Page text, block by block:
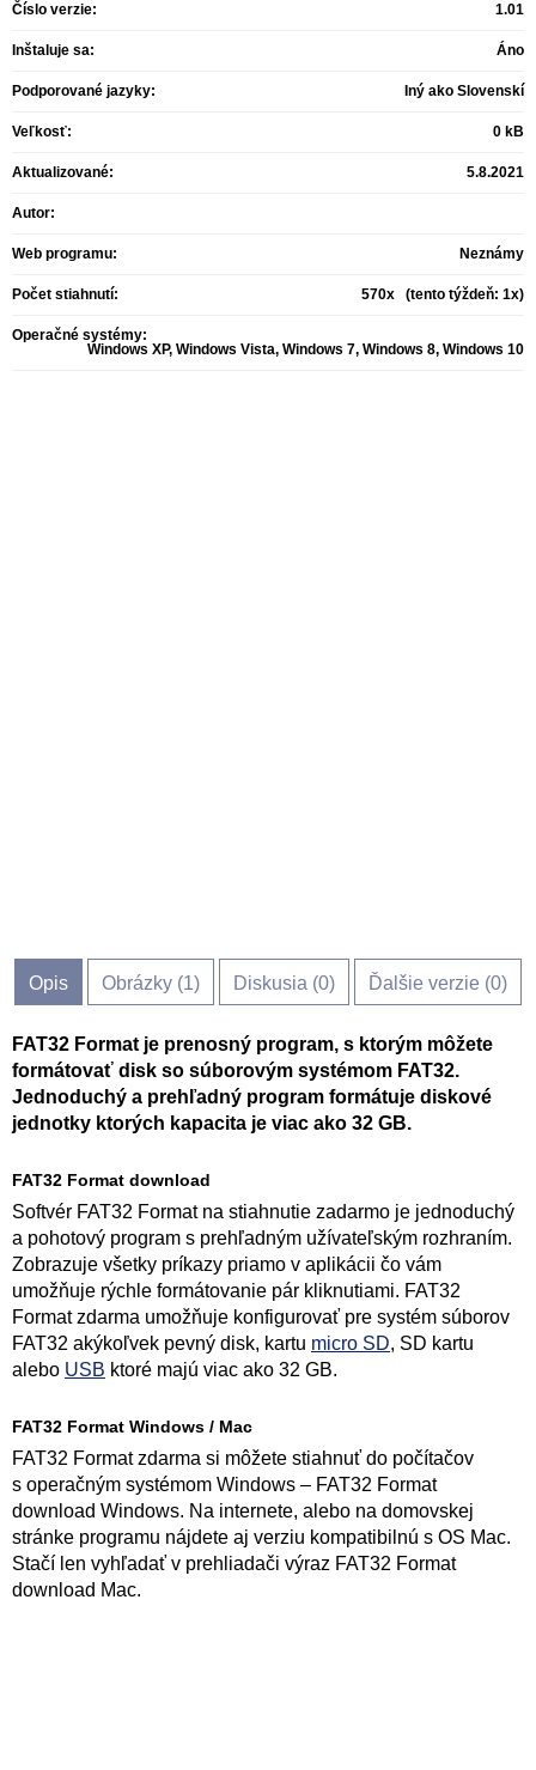
Číslo verzie: 1.01
Inštaluje sa: Áno
Podporované jazyky: Iný ako Slovenskí
Veľkosť: 0 kB
Aktualizované: 5.8.2021
Autor:
Web programu: Neznámy
Počet stiahnutí: 570x (tento týždeň: 1x)
Operačné systémy:
Windows XP, Windows Vista, Windows 7, Windows 8, Windows 10
Opis Obrázky (1) Diskusia (0) Ďalšie verzie (0)
FAT32 Format je prenosný program, s ktorým môžete
formátovať disk so súborovým systémom FAT32.
Jednoduchý a prehľadný program formátuje diskové
jednotky ktorých kapacita je viac ako 32 GB.
FAT32 Format download
Softvér FAT32 Format na stiahnutie zadarmo je jednoduchý
a pohotový program s prehľadným užívateľským rozhraním.
Zobrazuje všetky príkazy priamo v aplikácii čo vám
umožňuje rýchle formátovanie pár kliknutiami. FAT32
Format zdarma umožňuje konfigurovať pre systém súborov
FAT32 akýkoľvek pevný disk, kartu micro SD, SD kartu
alebo USB ktoré majú viac ako 32 GB.
FAT32 Format Windows / Mac
FAT32 Format zdarma si môžete stiahnuť do počítačov
s operačným systémom Windows – FAT32 Format
download Windows. Na internete, alebo na domovskej
stránke programu nájdete aj verziu kompatibilnú s OS Mac.
Stačí len vyhľadať v prehliadači výraz FAT32 Format
download Mac.